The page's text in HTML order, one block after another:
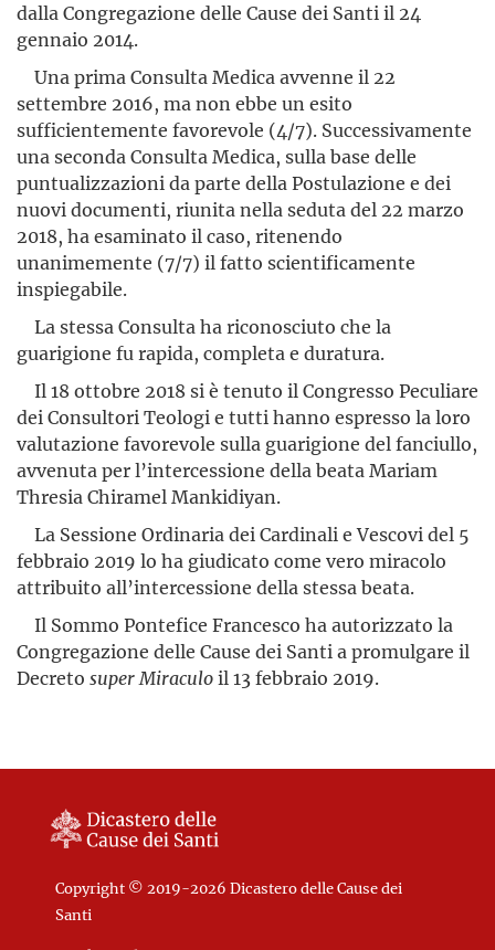
dalla Congre­gazione delle Cause dei Santi il 24
gennaio 2014.
Una prima Consulta Medica avvenne il 22
settembre 2016, ma non ebbe un esito
sufficientemente favorevole (4/7). Succes­sivamente
una seconda Consulta Medica, sulla base delle
puntualiz­zazioni da parte della Postulazione e dei
nuovi documenti, riunita nella seduta del 22 marzo
2018, ha esaminato il caso, ritenendo
unanimemente (7/7) il fatto scientificamente
inspiegabile.
La stessa Consulta ha riconosciuto che la
guarigione fu rapida, completa e duratura.
Il 18 ottobre 2018 si è tenuto il Congresso Peculiare
dei Consultori Teologi e tutti hanno espresso la loro
valutazione favo­revole sulla guarigione del fanciullo,
avvenuta per l’intercessione della beata Mariam
Thresia Chiramel Mankidiyan.
La Sessione Ordinaria dei Cardinali e Vescovi del 5
febbraio 2019 lo ha giudicato come vero miracolo
attribuito all’intercessione della stessa beata.
Il Sommo Pontefice Francesco ha autorizzato la
Congregazione delle Cause dei Santi a promulgare il
Decreto super Miraculoil 13 febbraio 2019.
Copyright © 2019-2026 Dicastero delle Cause dei
Santi